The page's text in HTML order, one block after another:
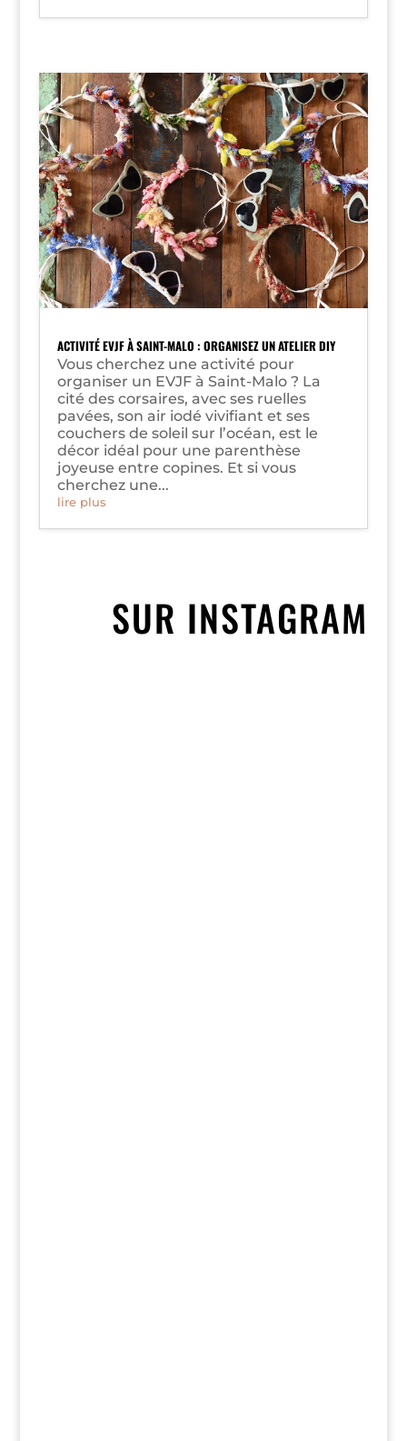
ACTIVITÉ EVJF À SAINT-MALO : ORGANISEZ UN ATELIER DIY
Vous cherchez une activité pour
organiser un EVJF à Saint-Malo ? La
cité des corsaires, avec ses ruelles
pavées, son air iodé vivifiant et ses
couchers de soleil sur l’océan, est le
décor idéal pour une parenthèse
joyeuse entre copines. Et si vous
cherchez une...
lire plus
SUR INSTAGRAM